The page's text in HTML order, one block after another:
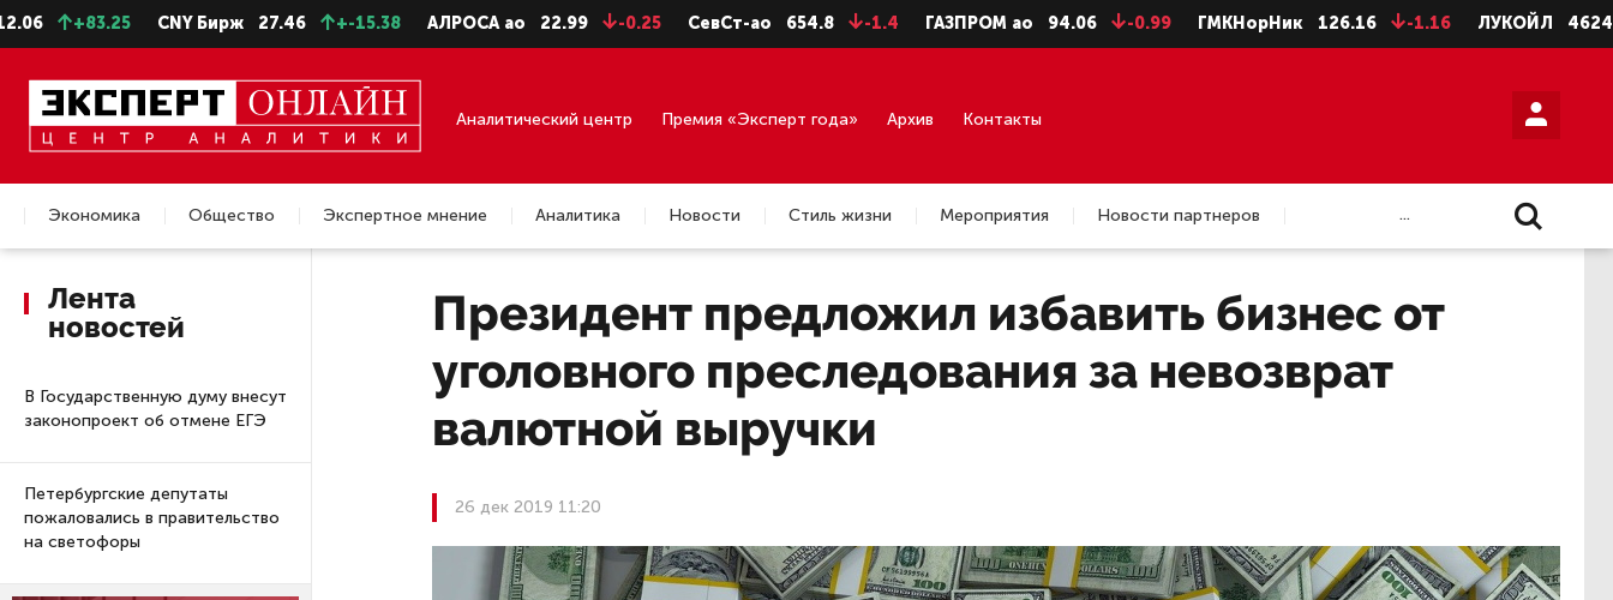
+83.25 CNY Бирж 27.46 +-15.38 АЛРОСА ао 22.99 -0.25 СевСт-ао 654.8 -1.4 ГАЗПРОМ ао 94.06 -0.99 ГМКНорНик 126.16 -1.16 ЛУКОЙЛ 4624 -8
Аналитический центр Премия «Эксперт года» Архив Контакты
Экономика Общество Экспертное мнение Аналитика Новости Стиль жизни Мероприятия
Новости партнеров
Недвижимость
...
Лента
новостей
В Государственную думу внесут
законопроект об отмене ЕГЭ
Петербургские депутаты
пожаловались в правительство
на светофоры
Президент предложил избавить бизнес от
уголовного преследования за невозврат
валютной выручки
26 дек 2019 11:20